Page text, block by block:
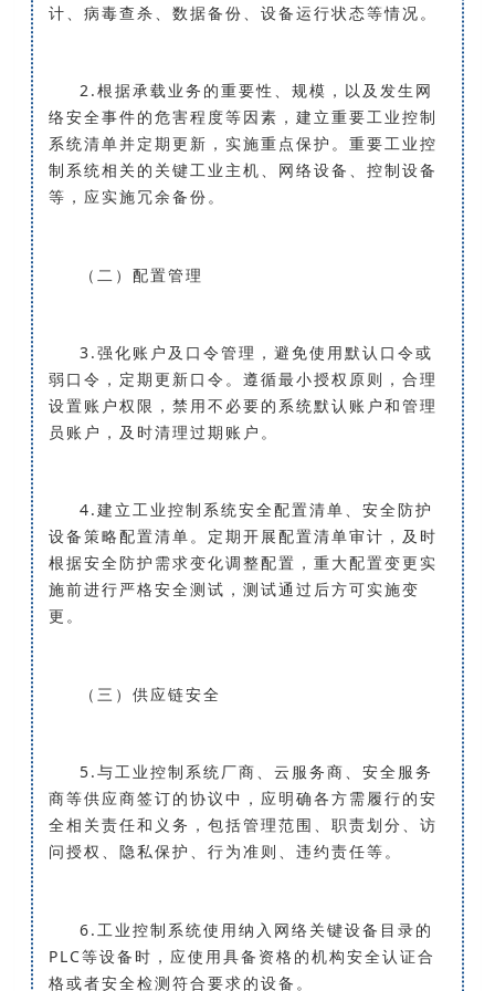
计、病毒查杀、数据备份、设备运行状态等情况。
2.根据承载业务的重要性、规模，以及发生网
络安全事件的危害程度等因素，建立重要工业控制
系统清单并定期更新，实施重点保护。重要工业控
制系统相关的关键工业主机、网络设备、控制设备
等，应实施冗余备份。
（二）配置管理
3.强化账户及口令管理，避免使用默认口令或
弱口令，定期更新口令。遵循最小授权原则，合理
设置账户权限，禁用不必要的系统默认账户和管理
员账户，及时清理过期账户。
4.建立工业控制系统安全配置清单、安全防护
设备策略配置清单。定期开展配置清单审计，及时
根据安全防护需求变化调整配置，重大配置变更实
施前进行严格安全测试，测试通过后方可实施变
更。
（三）供应链安全
5.与工业控制系统厂商、云服务商、安全服务
商等供应商签订的协议中，应明确各方需履行的安
全相关责任和义务，包括管理范围、职责划分、访
问授权、隐私保护、行为准则、违约责任等。
6.工业控制系统使用纳入网络关键设备目录的
PLC等设备时，应使用具备资格的机构安全认证合
格或者安全检测符合要求的设备。